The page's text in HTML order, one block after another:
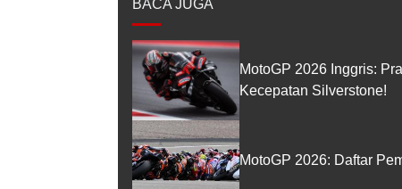
BACA JUGA
MotoGP 2026 Inggris:
Kecepatan Silverstone!
MotoGP 2026: Daftar